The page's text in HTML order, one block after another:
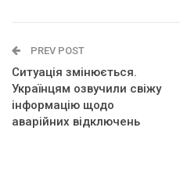
PREV POST
Ситуація змінюється.
Українцям озвучили свіжу
інформацію щодо
аварійних відключень